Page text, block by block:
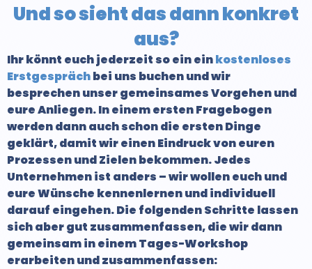
Und so sieht das dannkonkret
aus?
Ihr könnt euch jederzeit so ein einkostenloses
Erstgesprächbei uns buchen und wir
besprechen unser gemeinsames Vorgehen und
eure Anliegen. In einem ersten Fragebogen
werden dann auch schon die ersten Dinge
geklärt, damit wir einen Eindruck von euren
Prozessen und Zielen bekommen. Jedes
Unternehmen ist anders – wir wollen euch und
eure Wünsche kennenlernen und individuell
darauf eingehen. Die folgenden Schritte lassen
sich aber gut zusammenfassen, die wir dann
gemeinsam in einem Tages-Workshop
erarbeiten und zusammenfassen: